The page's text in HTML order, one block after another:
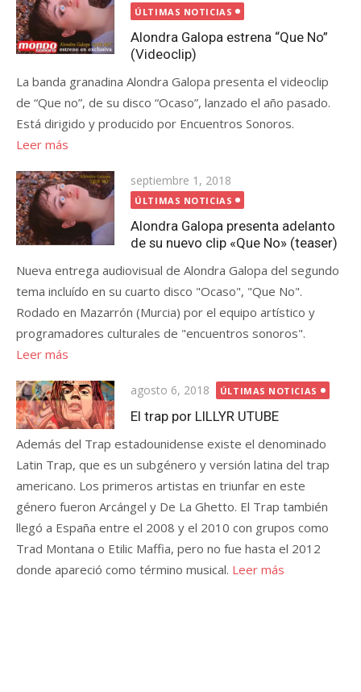
el
ÚLTIMAS NOTICIAS
Alondra Galopa estrena “Que No”
(Videoclip)
La banda granadina Alondra Galopa presenta el videoclip
de “Que no”, de su disco “Ocaso”, lanzado el año pasado.
Está dirigido y producido por Encuentros Sonoros.
Leer más
Publicada
el
septiembre 1, 2018
ÚLTIMAS NOTICIAS
Alondra Galopa presenta adelanto
de su nuevo clip «Que No» (teaser)
Nueva entrega audiovisual de Alondra Galopa del segundo
tema incluído en su cuarto disco "Ocaso", "Que No".
Rodado en Mazarrón (Murcia) por el equipo artístico y
programadores culturales de "encuentros sonoros".
Leer más
Publicada
el
agosto 6, 2018 ÚLTIMAS NOTICIAS
El trap por LILLYR UTUBE
Además del Trap estadounidense existe el denominado
Latin Trap, que es un subgénero y versión latina del trap
americano. Los primeros artistas en triunfar en este
género fueron Arcángel y De La Ghetto. El Trap también
llegó a España entre el 2008 y el 2010 con grupos como
Trad Montana o Etilic Maffia, pero no fue hasta el 2012
donde apareció como término musical. Leer más